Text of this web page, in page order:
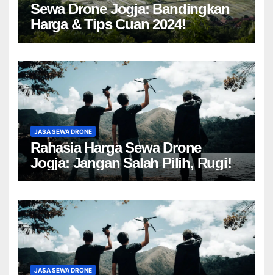
Sewa Drone Jogja: Bandingkan
Harga & Tips Cuan 2024!
JASA SEWA DRONE
Rahasia Harga Sewa Drone
Jogja: Jangan Salah Pilih, Rugi!
JASA SEWA DRONE